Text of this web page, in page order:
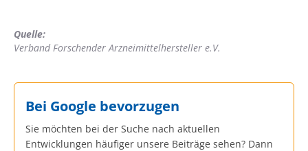
Quelle:
Verband Forschender Arzneimittelhersteller e.V.
Bei Google bevorzugen
Sie möchten bei der Suche nach aktuellen
Entwicklungen häufiger unsere Beiträge sehen? Dann